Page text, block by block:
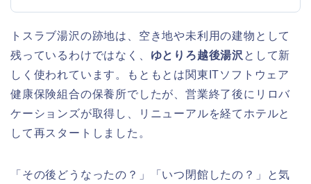
トスラブ湯沢の跡地は、空き地や未利用の建物として
残っているわけではなく、 ゆとりろ越後湯沢 として新
しく使われています。もともとは関東ITソフトウェア
健康保険組合の保養所でしたが、営業終了後にリロバ
ケーションズが取得し、リニューアルを経てホテルと
して再スタートしました。
「その後どうなったの？」「いつ閉館したの？」と気